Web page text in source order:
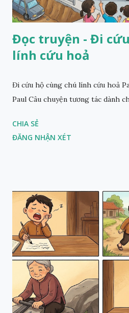
Đọc truyện - Đi
lính cứu hoả
Đi cứu hộ cùng chú lính cứu hoả
Paul Câu chuyện tương tác dành
CHIA SẺ
ĐĂNG NHẬN XÉT